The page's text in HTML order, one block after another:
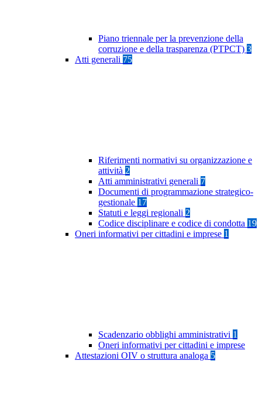
Piano triennale per la prevenzione della
corruzione e della trasparenza (PTPCT) 3
Atti generali 75
Riferimenti normativi su organizzazione e
attività 2
Atti amministrativi generali 7
Documenti di programmazione strategico-
gestionale 17
Statuti e leggi regionali 2
Codice disciplinare e codice di condotta 19
Oneri informativi per cittadini e imprese 1
Scadenzario obblighi amministrativi 1
Oneri informativi per cittadini e imprese
Attestazioni OIV o struttura analoga 5